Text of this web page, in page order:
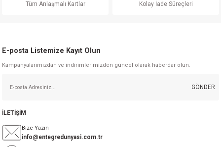
Tüm Anlaşmalı Kartlar Kolay İade Süreçleri
E-posta Listemize Kayıt Olun
Kampanyalarımızdan ve indirimlerimizden güncel olarak haberdar olun.
GÖNDER
İLETİŞİM
Bize Yazın
info@entegredunyasi.com.tr